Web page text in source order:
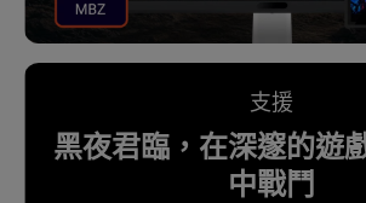
支援
黑夜君臨，在深邃的遊
中戰鬥